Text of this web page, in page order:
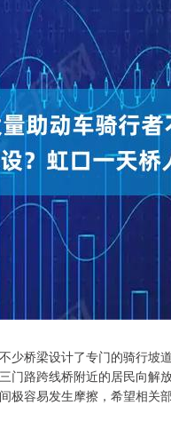
少桥梁设计了专门的骑行坡
路跨线桥附近的居民向解
容易发生摩擦，希望相关